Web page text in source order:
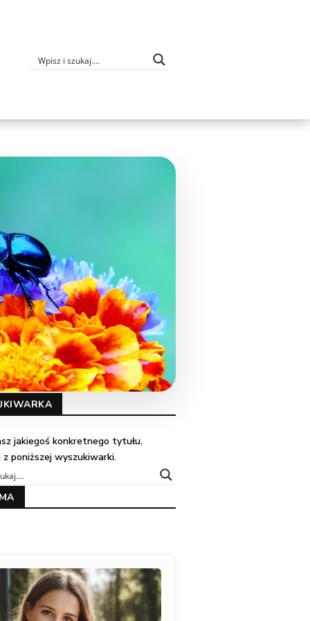
jakiegoś konkretnego tytułu,
poniższej wyszukiwarki.